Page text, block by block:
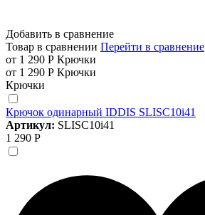
Добавить в сравнение
Товар в сравнении Перейти в сравнение
от 1 290 Р Крючки
от 1 290 Р Крючки
Крючки
Крючок одинарный IDDIS SLISC10i41
Артикул: SLISC10i41
1 290 Р